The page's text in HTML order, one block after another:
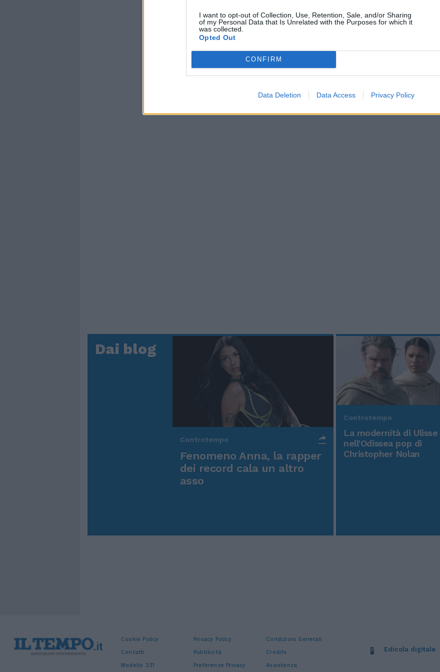
I want to opt-out of Collection, Use, Retention, Sale, and/or Sharing
of my Personal Data that Is Unrelated with the Purposes for which it
was collected.
Opted Out
CONFIRM
Data Deletion Data Access Privacy Policy
Dai blog
Controtempo
Fenomeno Anna, la rapper
dei record cala un altro
asso
Controtempo
La modernità di Ulisse
nell'Odissea pop di
Christopher Nolan
Cookie Policy Privacy Policy
Condizioni Generali
Contatti
Pubblicità
Credits
Modello 231
Preferenze Privacy Assistenza
Edicola digitale